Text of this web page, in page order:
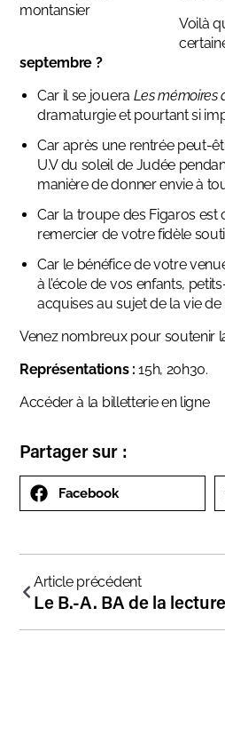
Voilà
septembre ?
Car il se jouera Les mémoires
dramaturgie et pourtant si
Car après une rentrée peut-
U.V du soleil de Judée
manière de donner envie à
Car la troupe des Figaros est
remercier de votre fidèle
Car le bénéfice de votre
à l’école de vos enfants,
acquises au sujet de la vie de
Venez nombreux pour soutenir
Représentations : 15h, 20h30.
Accéder à la billetterie en ligne
Partager sur :
Facebook
Article précédent
Le B.-A. BA de la